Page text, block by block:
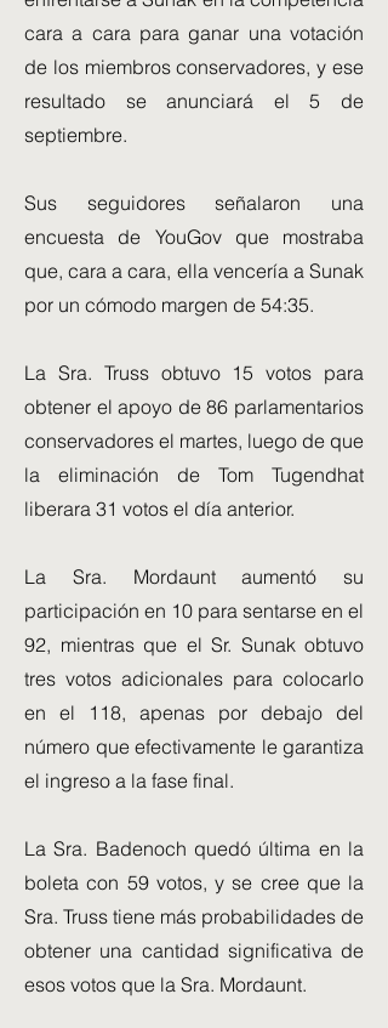
cara a cara para ganar una votación
de los miembros conservadores, y ese
resultado se anunciará el 5 de
septiembre.
Sus seguidores señalaron una
encuesta de YouGov que mostraba
que, cara a cara, ella vencería a Sunak
por un cómodo margen de 54:35.
La Sra. Truss obtuvo 15 votos para
obtener el apoyo de 86 parlamentarios
conservadores el martes, luego de que
la eliminación de Tom Tugendhat
liberara 31 votos el día anterior.
La Sra. Mordaunt aumentó su
participación en 10 para sentarse en el
92, mientras que el Sr. Sunak obtuvo
tres votos adicionales para colocarlo
en el 118, apenas por debajo del
número que efectivamente le garantiza
el ingreso a la fase final.
La Sra. Badenoch quedó última en la
boleta con 59 votos, y se cree que la
Sra. Truss tiene más probabilidades de
obtener una cantidad significativa de
esos votos que la Sra. Mordaunt.